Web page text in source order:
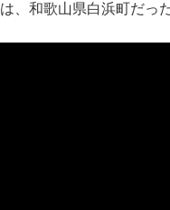
は、和歌山県白浜町だった